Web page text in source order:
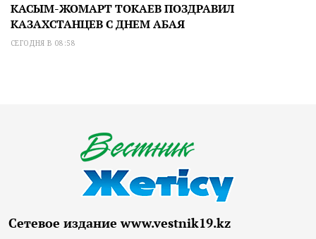
КАСЫМ-ЖОМАРТ ТОКАЕВ ПОЗДРАВИЛ
КАЗАХСТАНЦЕВ С ДНЕМ АБАЯ
СЕГОДНЯ В 08:58
Сетевое издание www.vestnik19.kz